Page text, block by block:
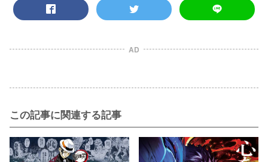
AD
この記事に関連する記事